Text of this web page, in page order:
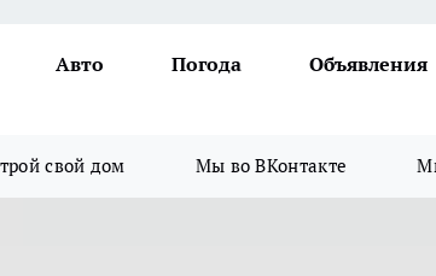
Авто Погода
Объявления
свой дом Мы во ВКонтакте